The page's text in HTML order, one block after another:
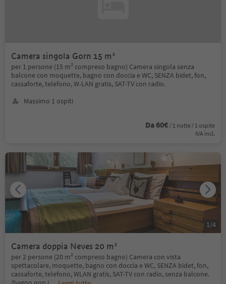
Camera singola Gorn 15 m²
per 1 persone (15 m² compreso bagno) Camera singola senza
balcone con moquette, bagno con doccia e WC, SENZA bidet, fon,
cassaforte, telefono, W-LAN gratis, SAT-TV con radio.
Massimo 1 ospiti
Da 60€ / 1 notte / 1 ospite
IVA incl.
Camera doppia Neves 20 m²
per 2 persone (20 m² compreso bagno) Camera con vista
spettacolare, moquette, bagno con doccia e WC, SENZA bidet, fon,
cassaforte, telefono, WLAN gratis, SAT-TV con radio, senza balcone.
1 /4